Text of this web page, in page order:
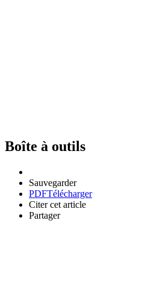
Boîte à outils
Sauvegarder
PDFTélécharger
Citer cet article
Partager